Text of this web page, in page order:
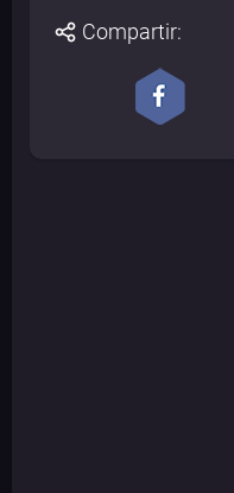
Compartir: